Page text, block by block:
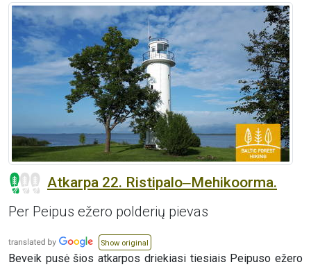
Atkarpa 22. Ristipalo‒Mehikoorma.
Per Peipus ežero polderių pievas
Show original
Beveik pusė šios atkarpos driekiasi tiesiais Peipuso ežero